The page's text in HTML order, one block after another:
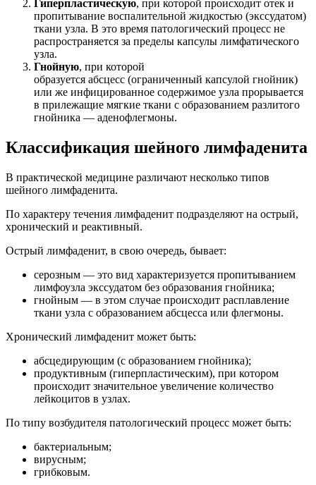
Гиперпластическую, при которой происходит отек и
пропитывание воспалительной жидкостью (экссудатом)
ткани узла. В это время патологический процесс не
распространяется за пределы капсулы лимфатического
узла.
Гнойную, при которой
образуется абсцесс (ограниченный капсулой гнойник)
или же инфицированное содержимое узла прорывается
в прилежащие мягкие ткани с образованием разлитого
гнойника — аденофлегмоны.
Классификация шейного лимфаденита
В практической медицине различают несколько типов
шейного лимфаденита.
По характеру течения лимфаденит подразделяют на острый,
хронический и реактивный.
Острый лимфаденит, в свою очередь, бывает:
серозным — это вид характеризуется пропитыванием
лимфоузла экссудатом без образования гнойника;
гнойным — в этом случае происходит расплавление
ткани узла с образованием абсцесса или флегмоны.
Хронический лимфаденит может быть:
абсцедирующим (с образованием гнойника);
продуктивным (гиперпластическим), при котором
происходит значительное увеличение количество
лейкоцитов в узлах.
По типу возбудителя патологический процесс может быть:
бактериальным;
вирусным;
грибковым.